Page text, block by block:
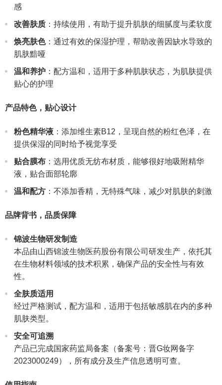
感
改善肤质 ：持续使用，有助于提升肌肤的细腻度与柔软度
焕亮肤色：通过有效的保湿护理，帮助改善因缺水导致的
肌肤黯哑
温和养护 ：配方温和，适用于多种肌肤状态，为肌肤提供
贴心的护理
产品特色，贴心设计
粉色精华液 ：添加维生素B12，呈现自然的粉红色泽，在
提供保湿的同时给予视觉享受
贴合膜布 ：选用优质无纺布材质，能够很好地吸附精华
液，贴合面部轮廓
温和配方 ：不添加香精，无特殊气味，减少对肌肤的刺激
品牌背书，品质保障
锦波生物研发制造
本品由山西锦波生物医药股份有限公司研发生产，依托其
在生物材料领域的技术积累，确保产品的安全性与有效
性。
全肤质适用
经过严格测试，配方温和，适用于包括敏感肌在内的多种
肌肤类型。
安全可追溯
产品已完成国家药监局备案（备案号：晋G妆网备字
2023000249），所有成分及生产信息透明可查。